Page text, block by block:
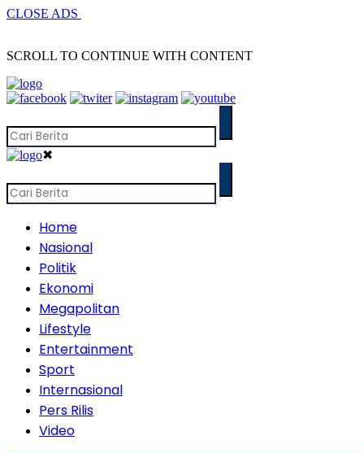
CLOSE ADS
SCROLL TO CONTINUE WITH CONTENT
✖
Home
Nasional
Politik
Ekonomi
Megapolitan
Lifestyle
Entertainment
Sport
Internasional
Pers Rilis
Video